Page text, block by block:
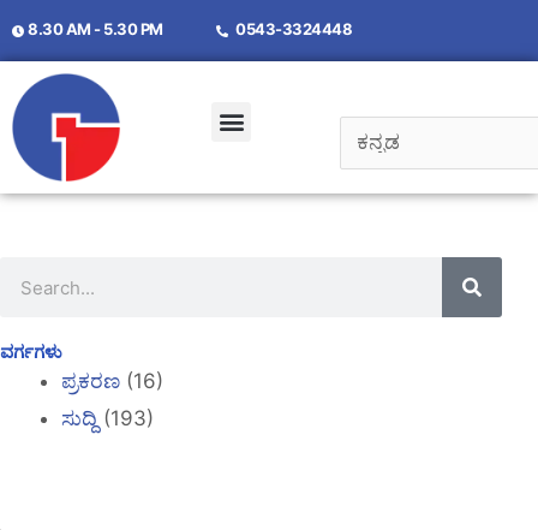
8.30 AM - 5.30 PM 0543-3324448
ವರ್ಗಗಳು
ಪ್ರಕರಣ (16)
ಸುದ್ದಿ (193)